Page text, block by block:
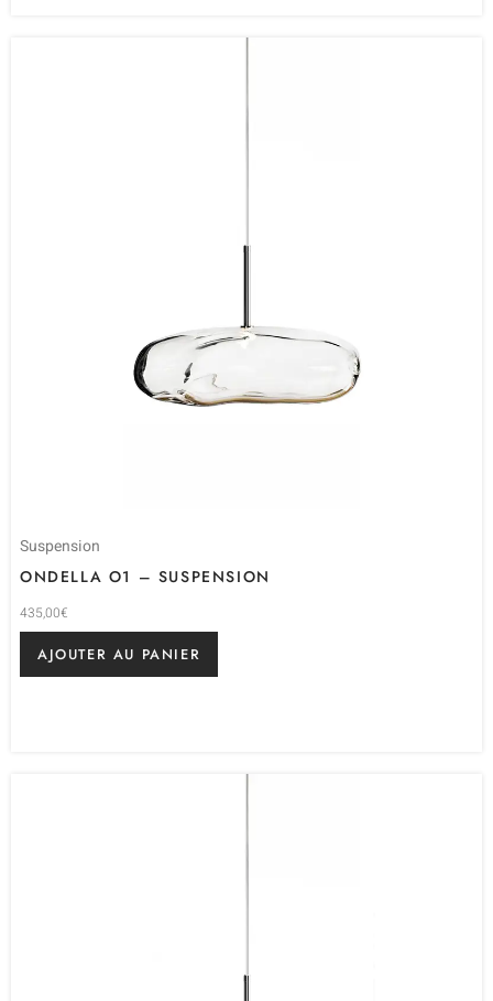
Suspension
ONDELLA O1 – SUSPENSION
435,00€
AJOUTER AU PANIER